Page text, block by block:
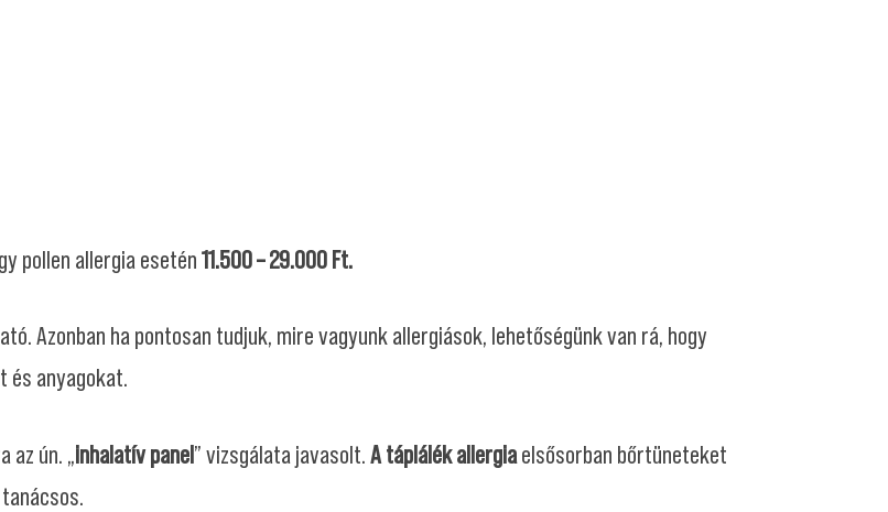
pollen allergia esetén11.500 – 29.000 Ft.
Azonban ha pontosan tudjuk, mire vagyunk allergiások, lehetőségünk van rá, hogy
és anyagokat.
az ún. „inhalatív panel” vizsgálata javasolt.A táplálék allergiaelsősorban bőrtüneteket